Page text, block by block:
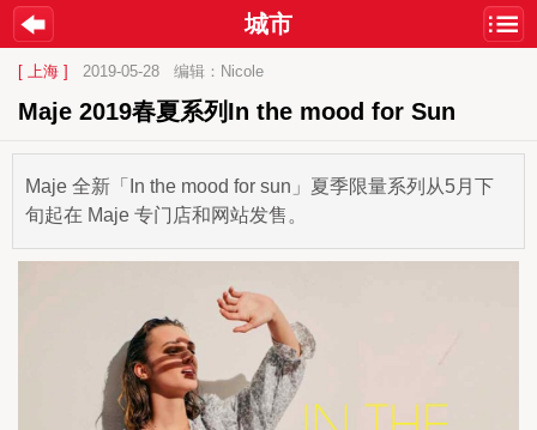
城市
[ 上海 ] 2019-05-28 编辑：Nicole
Maje 2019春夏系列In the mood for Sun
Maje 全新「In the mood for sun」夏季限量系列从5月下
旬起在 Maje 专门店和网站发售。